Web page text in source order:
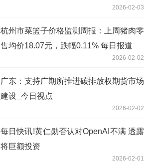
2026-02-03
杭州市菜篮子价格监测周报：上周猪肉零
售均价18.07元，跌幅0.11% 每日报道
2026-02-02
广东：支持广期所推进碳排放权期货市场
建设_今日视点
2026-02-02
每日快讯!黄仁勋否认对OpenAI不满 透露
将巨额投资
2026-02-01